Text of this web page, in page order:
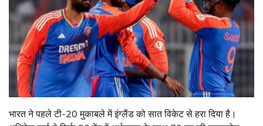
भारत ने पहले टी-20 मुकाबले में इंग्लैंड को सात विकेट से हरा दिया है।